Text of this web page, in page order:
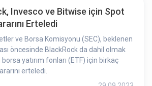
Invesco ve Bitwise için Spot
Erteledi
ve Borsa Komisyonu (SEC), beklenen
öncesinde BlackRock da dahil olmak
yatırım fonları (ETF) için birkaç
erteledi.